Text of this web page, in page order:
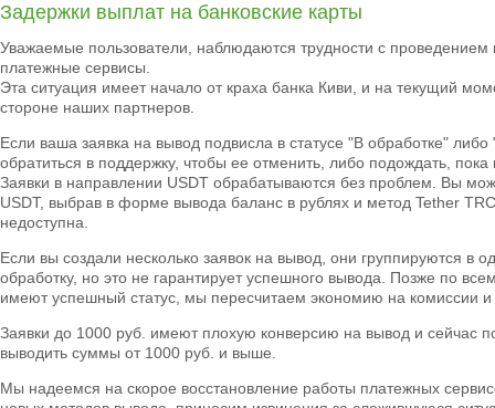
Задержки выплат на банковские карты
Уважаемые пользователи, наблюдаются трудности с
платежные сервисы.
Эта ситуация имеет начало от краха банка Киви, и на текущий
стороне наших партнеров.
Если ваша заявка на вывод подвисла в статусе "В обработке"
обратиться в поддержку, чтобы ее отменить, либо подождать,
Заявки в направлении USDT обрабатываются без проблем. Вы
USDT, выбрав в форме вывода баланс в рублях и метод Tether
недоступна.
Если вы создали несколько заявок на вывод, они группируются в
обработку, но это не гарантирует успешного вывода. Позже по
имеют успешный статус, мы пересчитаем экономию на комиссии
Заявки до 1000 руб. имеют плохую конверсию на вывод и сейчас
выводить суммы от 1000 руб. и выше.
Мы надеемся на скорое восстановление работы платежных